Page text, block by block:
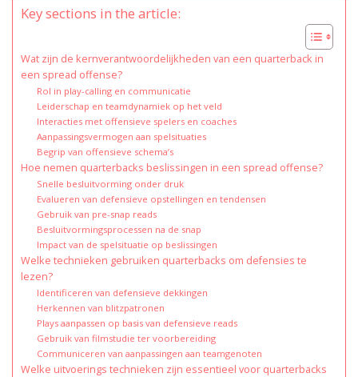
Key sections in the article:
Wat zijn de kernverantwoordelijkheden van een quarterback in
een spread offense?
Rol in play-calling en communicatie
Leiderschap en teamdynamiek op het veld
Interacties met offensieve spelers en coaches
Aanpassingsvermogen aan spelsituaties
Begrip van offensieve schema’s
Hoe nemen quarterbacks beslissingen in een spread offense?
Snelle besluitvorming onder druk
Evalueren van defensieve opstellingen en tendensen
Gebruik van pre-snap reads
Besluitvormingsprocessen na de snap
Impact van de spelsituatie op beslissingen
Welke technieken gebruiken quarterbacks om defensies te
lezen?
Identificeren van defensieve dekkingen
Herkennen van blitzpatronen
Plays aanpassen op basis van defensieve reads
Gebruik van filmstudie ter voorbereiding
Communiceren van aanpassingen aan teamgenoten
Welke uitvoerings technieken zijn essentieel voor quarterbacks